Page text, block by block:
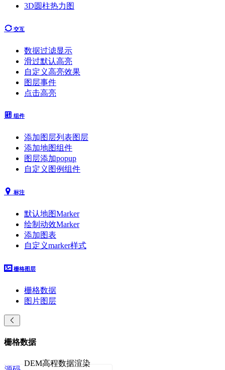
3D圆柱热力图
交互
数据过滤显示
滑过默认高亮
自定义高亮效果
图层事件
点击高亮
组件
添加图层列表图层
添加地图组件
图层添加popup
自定义图例组件
标注
默认地图Marker
绘制动效Marker
添加图表
自定义marker样式
栅格图层
栅格数据
图片图层
栅格数据
DEM高程数据渲染